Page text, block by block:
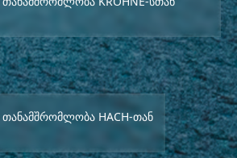
HACH-თან